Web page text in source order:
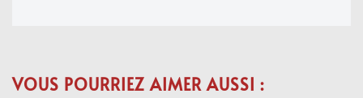
VOUS POURRIEZ AIMER AUSSI :